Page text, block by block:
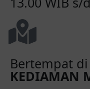
Bertempat di
KEDIAMAN